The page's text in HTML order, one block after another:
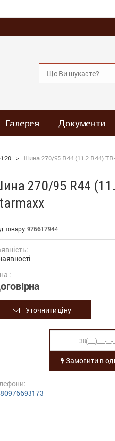
Галерея Документи
> Шина 270/95 R44 (11.2 R44)
270/95 R44
товару: 976617944
:
Уточнити ціну
Замовити в